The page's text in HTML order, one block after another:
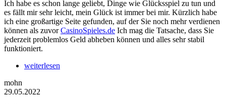
Ich habe es schon lange geliebt, Dinge wie Glücksspiel zu tun und
es fällt mir sehr leicht, mein Glück ist immer bei mir. Kürzlich habe
ich eine großartige Seite gefunden, auf der Sie noch mehr verdienen
können als zuvorCasinoSpieles.de Ich mag die Tatsache, dass Sie
jederzeit problemlos Geld abheben können und alles sehr stabil
funktioniert.
weiterlesen
mohn
29.05.2022